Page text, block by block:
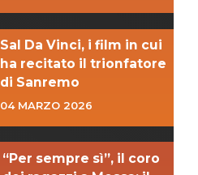
Sal Da Vinci, i film in cui
ha recitato il trionfatore
di Sanremo
04 MARZO 2026
“Per sempre sì”, il coro